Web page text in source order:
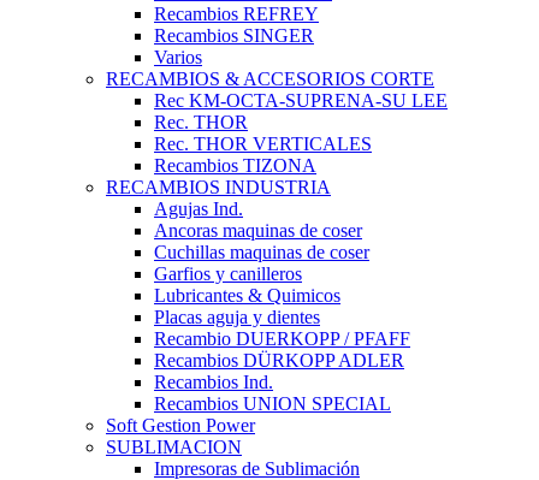
Recambios REFREY
Recambios SINGER
Varios
RECAMBIOS & ACCESORIOS CORTE
Rec KM-OCTA-SUPRENA-SU LEE
Rec. THOR
Rec. THOR VERTICALES
Recambios TIZONA
RECAMBIOS INDUSTRIA
Agujas Ind.
Ancoras maquinas de coser
Cuchillas maquinas de coser
Garfios y canilleros
Lubricantes & Quimicos
Placas aguja y dientes
Recambio DUERKOPP / PFAFF
Recambios DÜRKOPP ADLER
Recambios Ind.
Recambios UNION SPECIAL
Soft Gestion Power
SUBLIMACION
Impresoras de Sublimación